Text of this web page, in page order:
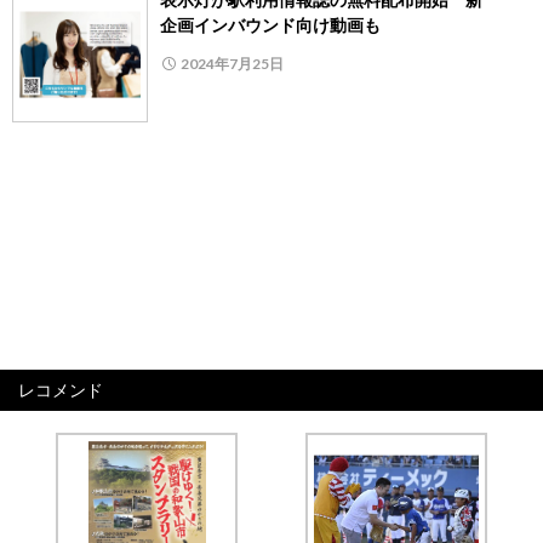
企画インバウンド向け動画も
2024年7月25日
レコメンド